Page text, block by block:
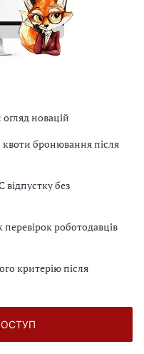
новацій
квоти бронювання після
без
роботодавців
критерію після